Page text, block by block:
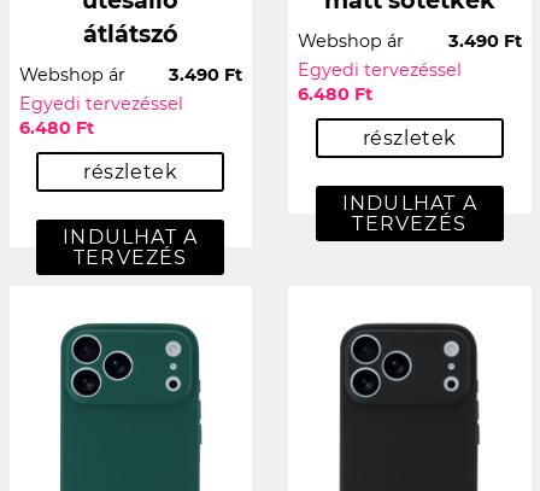
átlátszó
Webshop ár
3.490 Ft
Egyedi tervezéssel
6.480 Ft
részletek
INDULHAT A
TERVEZÉS
Webshop ár
3.490 Ft
Egyedi tervezéssel
6.480 Ft
részletek
INDULHAT A
TERVEZÉS